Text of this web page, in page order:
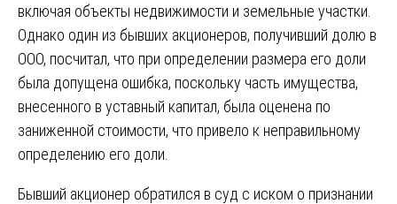
включая объекты недвижимости и земельные участки.
Однако один из бывших акционеров, получивший долю в
ООО, посчитал, что при определении размера его доли
была допущена ошибка, поскольку часть имущества,
внесенного в уставный капитал, была оценена по
заниженной стоимости, что привело к неправильному
определению его доли.
Бывший акционер обратился в суд с иском о признании